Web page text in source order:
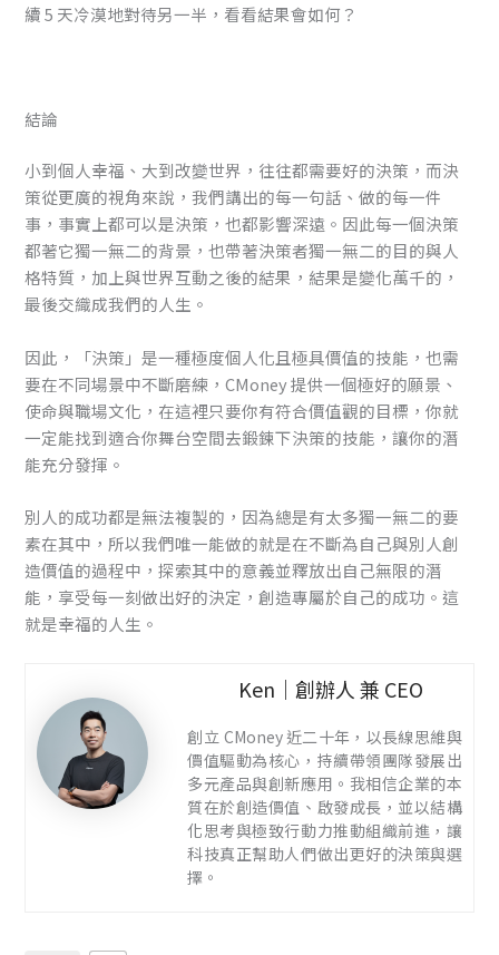
續 5 天冷漠地對待另一半，看看結果會如何？
結論
小到個人幸福、大到改變世界，往往都需要好的決策，而決
策從更廣的視角來說，我們講出的每一句話、做的每一件
事，事實上都可以是決策，也都影響深遠。因此每一個決策
都著它獨一無二的背景，也帶著決策者獨一無二的目的與人
格特質，加上與世界互動之後的結果，結果是變化萬千的，
最後交織成我們的人生。
因此，「決策」是一種極度個人化且極具價值的技能，也需
要在不同場景中不斷磨練，CMoney 提供一個極好的願景、
使命與職場文化，在這裡只要你有符合價值觀的目標，你就
一定能找到適合你舞台空間去鍛鍊下決策的技能，讓你的潛
能充分發揮。
別人的成功都是無法複製的，因為總是有太多獨一無二的要
素在其中，所以我們唯一能做的就是在不斷為自己與別人創
造價值的過程中，探索其中的意義並釋放出自己無限的潛
能，享受每一刻做出好的決定，創造專屬於自己的成功。這
就是幸福的人生。
Ken｜創辦人 兼 CEO
創立 CMoney 近二十年，以長線思維與
價值驅動為核心，持續帶領團隊發展出
多元產品與創新應用。我相信企業的本
質在於創造價值、啟發成長，並以結構
化思考與極致行動力推動組織前進，讓
科技真正幫助人們做出更好的決策與選
擇。